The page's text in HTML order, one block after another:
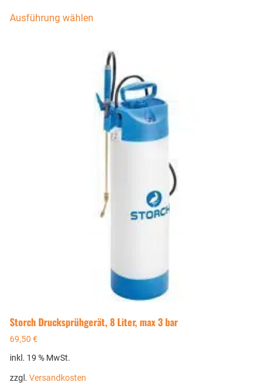
Ausführung wählen
Storch Drucksprühgerät, 8 Liter, max 3 bar
69,50 €
inkl. 19 % MwSt.
zzgl. Versandkosten